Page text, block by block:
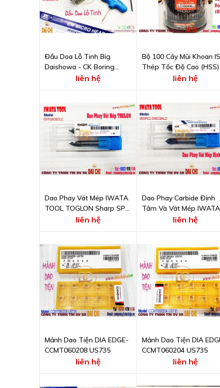
Đầu Doa Lỗ Tinh Big
Daishowa - CK Boring
System - Model ST14W-
liên hệ
Bộ 100 Cây Mũi Khoan
Thép Tốc Độ Cao (HSS)
ISHIHASHI SEIKO D100-
liên hệ
Dao Phay Vát Mép IWATA
TOOL TOGLON Sharp SP
60º Carbide DLC coating
liên hệ
Dao Phay Carbide Định
Tâm Và Vát Mép IWATA
TOOL
liên hệ
Mảnh Dao Tiện DIA EDGE-
CCMT060208 US735
liên hệ
Mảnh Dao Tiện DIA
CCMT060204 US735
liên hệ